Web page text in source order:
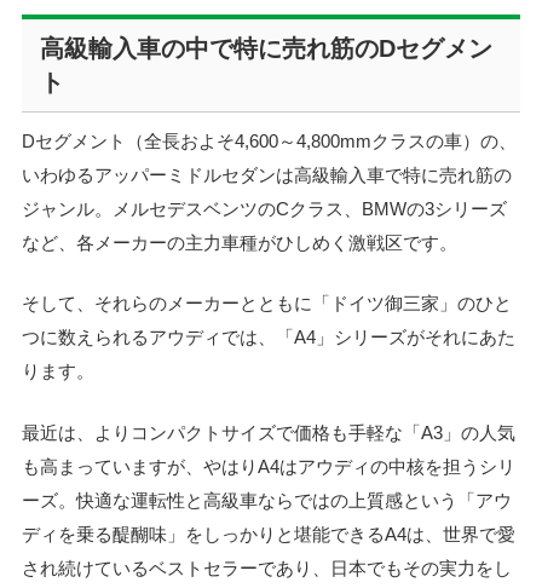
高級輸入車の中で特に売れ筋のDセグメン
ト
Dセグメント（全長およそ4,600～4,800mmクラスの車）の、
いわゆるアッパーミドルセダンは高級輸入車で特に売れ筋の
ジャンル。メルセデスベンツのCクラス、BMWの3シリーズ
など、各メーカーの主力車種がひしめく激戦区です。
そして、それらのメーカーとともに「ドイツ御三家」のひと
つに数えられるアウディでは、「A4」シリーズがそれにあた
ります。
最近は、よりコンパクトサイズで価格も手軽な「A3」の人気
も高まっていますが、やはりA4はアウディの中核を担うシリ
ーズ。快適な運転性と高級車ならではの上質感という「アウ
ディを乗る醍醐味」をしっかりと堪能できるA4は、世界で愛
され続けているベストセラーであり、日本でもその実力をし